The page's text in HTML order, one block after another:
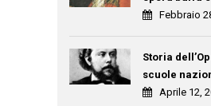
Febbraio
Storia
scuole
Aprile 12,